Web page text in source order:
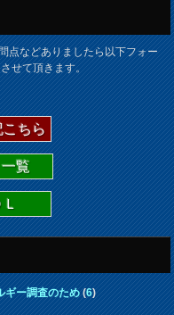
点などありましたら以下フォー
せて頂きます。
ちら
一覧
Ｌ
ギー調査のため(6)